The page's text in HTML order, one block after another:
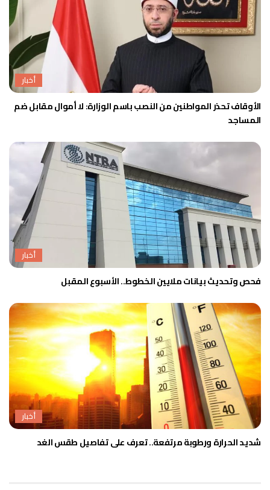
أخبار
الأوقاف تحذر المواطنين من النصب باسم الوزارة: لا أموال مقابل ضم
المساجد
أخبار
فحص وتحديث بيانات ملايين الخطوط.. الأسبوع المقبل
أخبار
شديد الحرارة ورطوبة مرتفعة.. تعرف على تفاصيل طقس الغد